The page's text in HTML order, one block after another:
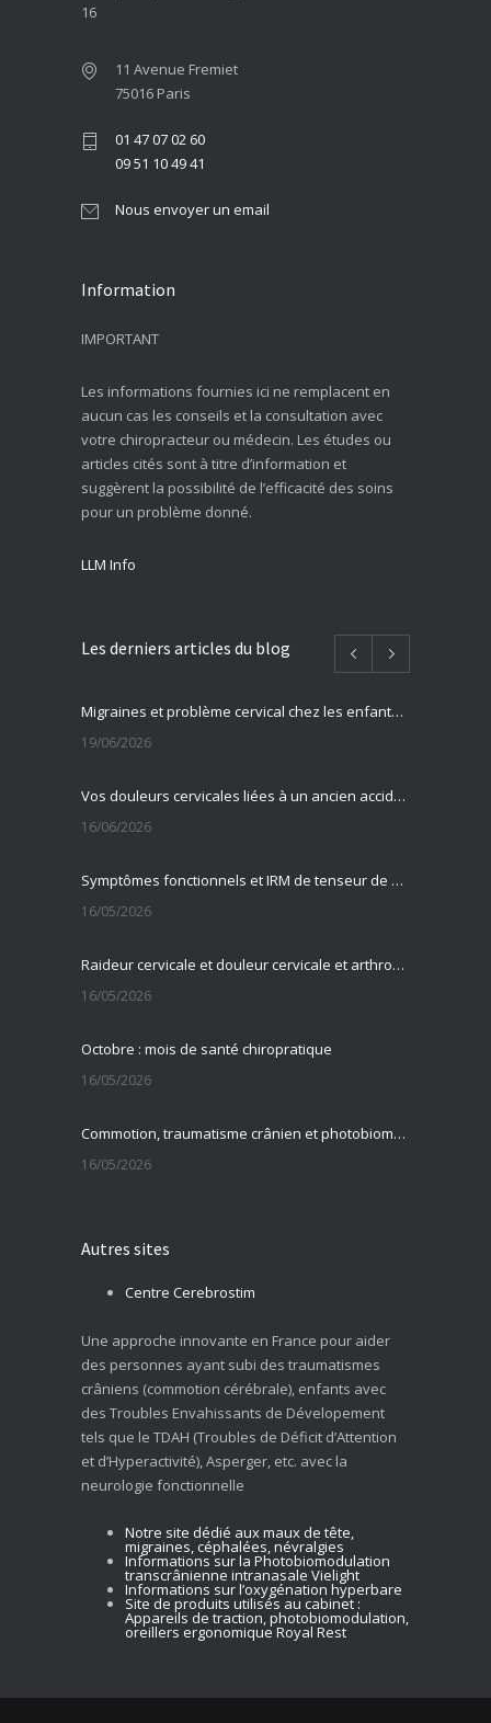
16
11 Avenue Fremiet
75016 Paris
01 47 07 02 60
09 51 10 49 41
Nous envoyer un email
Information
IMPORTANT
Les informations fournies ici ne remplacent en
aucun cas les conseils et la consultation avec
votre chiropracteur ou médecin. Les études ou
articles cités sont à titre d’information et
suggèrent la possibilité de l’efficacité des soins
pour un problème donné.
LLM Info
Les derniers articles du blog
Migraines et problème cervical chez les enfants et adolescents
19/06/2026
Vos douleurs cervicales liées à un ancien accident ?
16/06/2026
Symptômes fonctionnels et IRM de tenseur de diffusion
16/05/2026
Raideur cervicale et douleur cervicale et arthrose cervicale
16/05/2026
Octobre : mois de santé chiropratique
16/05/2026
Commotion, traumatisme crânien et photobiomodulation transcrânienne
16/05/2026
Autres sites
Centre Cerebrostim
Une approche innovante en France pour aider
des personnes ayant subi des traumatismes
crâniens (commotion cérébrale), enfants avec
des Troubles Envahissants de Dévelopement
tels que le TDAH (Troubles de Déficit d’Attention
et d’Hyperactivité), Asperger, etc. avec la
neurologie fonctionnelle
Notre site dédié aux maux de tête,
migraines, céphalées, névralgies
Informations sur la Photobiomodulation
transcrânienne intranasale Vielight
Informations sur l’oxygénation hyperbare
Site de produits utilisés au cabinet :
Appareils de traction, photobiomodulation,
oreillers ergonomique Royal Rest